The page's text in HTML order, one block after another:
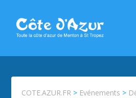
COTE.AZUR.FR > Evénements >